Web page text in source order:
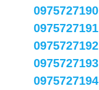
0975727190
0975727191
0975727192
0975727193
0975727194